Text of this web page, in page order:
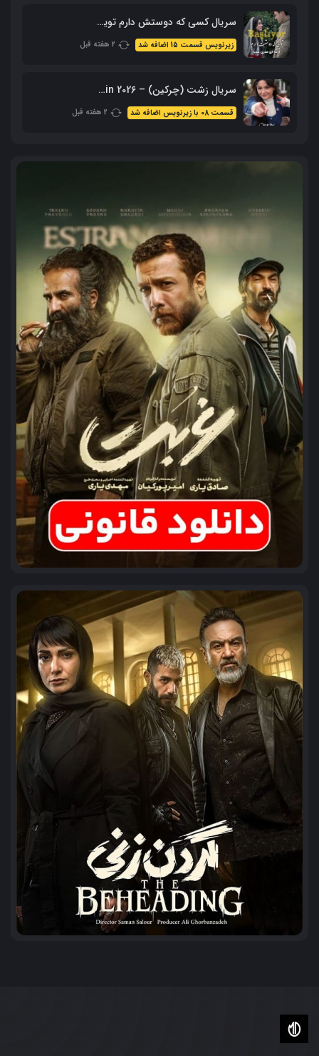
سریال کسی که دوستش دارم تویی – Sevdiğim Sensin با زیرنویس فارسی
زیرنویس قسمت 15 اضافه شد 2 هفته قبل
سریال زشت (چرکین) – Cirkin 2026 با زیرنویس فارسی
قسمت 08 با زیرنویس اضافه شد 2 هفته قبل